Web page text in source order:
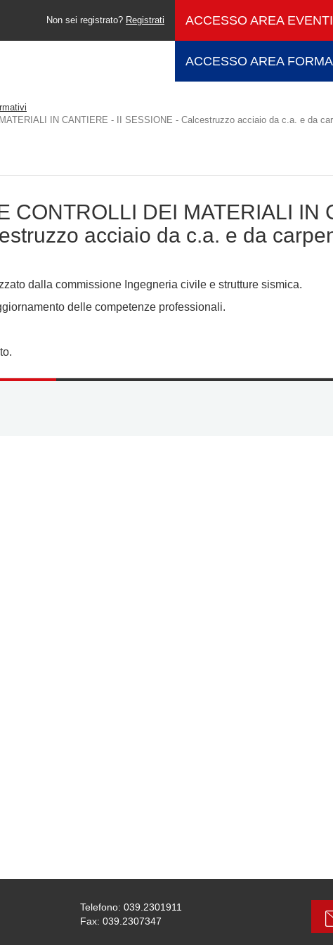
Non sei registrato? Registrati ACCESSO AREA EVENTI
ACCESSO AREA
IN CANTIERE - II SESSIONE - Calcestruzzo acciaio da c.a. e da
CONTROLLI DEI MATERIALI IN
acciaio da c.a. e da
dalla commissione Ingegneria civile e strutture sismica.
delle competenze professionali.
Telefono: 039.2301911
Fax: 039.2307347